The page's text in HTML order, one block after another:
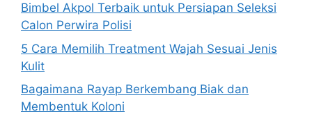
Bimbel Akpol Terbaik untuk Persiapan Seleksi
Calon Perwira Polisi
5 Cara Memilih Treatment Wajah Sesuai Jenis
Kulit
Bagaimana Rayap Berkembang Biak dan
Membentuk Koloni